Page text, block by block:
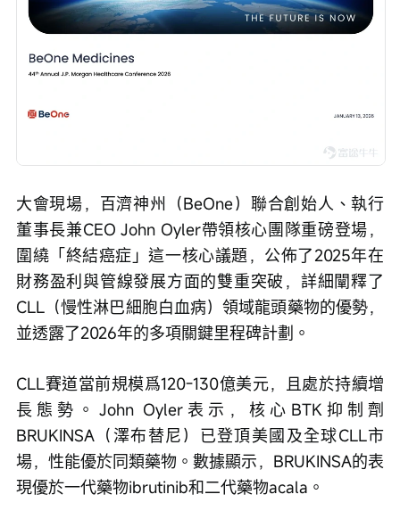
大會現場，百濟神州（BeOne）聯合創始人、執行
董事長兼CEO John Oyler帶領核心團隊重磅登場，
圍繞「終結癌症」這一核心議題，公佈了2025年在
財務盈利與管線發展方面的雙重突破，詳細闡釋了
CLL（慢性淋巴細胞白血病）領域龍頭藥物的優勢，
並透露了2026年的多項關鍵里程碑計劃。
CLL賽道當前規模爲120-130億美元，且處於持續增
長態勢。John Oyler表示，核心BTK抑制劑
BRUKINSA（澤布替尼）已登頂美國及全球CLL市
場，性能優於同類藥物。數據顯示，BRUKINSA的表
現優於一代藥物ibrutinib和二代藥物acala。